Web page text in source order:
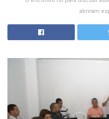
abriram